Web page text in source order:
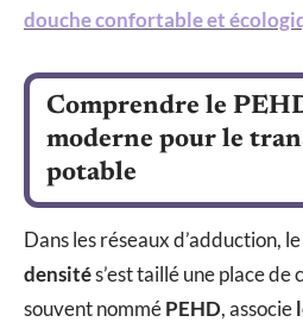
douche confortable et
Comprendre le
moderne pour le
potable
Dans les réseaux d’adduction, le
densités’est taillé une place
souvent nomméPEHD, associe